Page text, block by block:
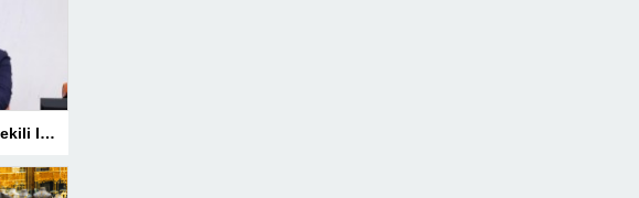
MHP Elazığ Milletvekili IŞ IKVER: 15 TEMMUZ HAİN FETÖ KALKIŞMASI TÜRKİYE’Yİ İŞGAL GİRİŞİMİDİR